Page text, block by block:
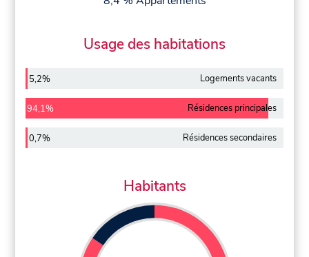
Usage des habitations
5,2% Logements vacants
94,1% Résidences principales
0,7% Résidences secondaires
Habitants